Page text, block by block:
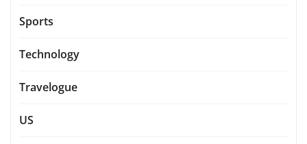
Sports
Technology
Travelogue
US